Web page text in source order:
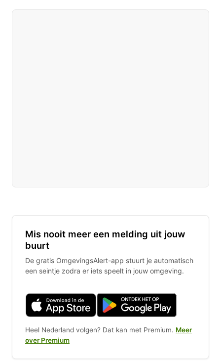
Mis nooit meer een melding uit jouw
buurt
De gratis OmgevingsAlert-app stuurt je automatisch
een seintje zodra er iets speelt in jouw omgeving.
Heel Nederland volgen? Dat kan met Premium. Meer
over Premium